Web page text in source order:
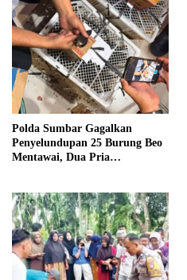
Polda Sumbar Gagalkan
Penyelundupan 25 Burung Beo
Mentawai, Dua Pria